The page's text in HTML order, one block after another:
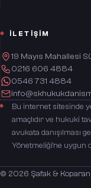
İLETIŞIM
19 Mayıs Mahallesi
0216 606 4884
0546 731 4884
Bu internet sitesinde
amaçlıdır ve hukuki
avukata danışılması
Yönetmeliği'ne uygun
© 2026 Şafak &